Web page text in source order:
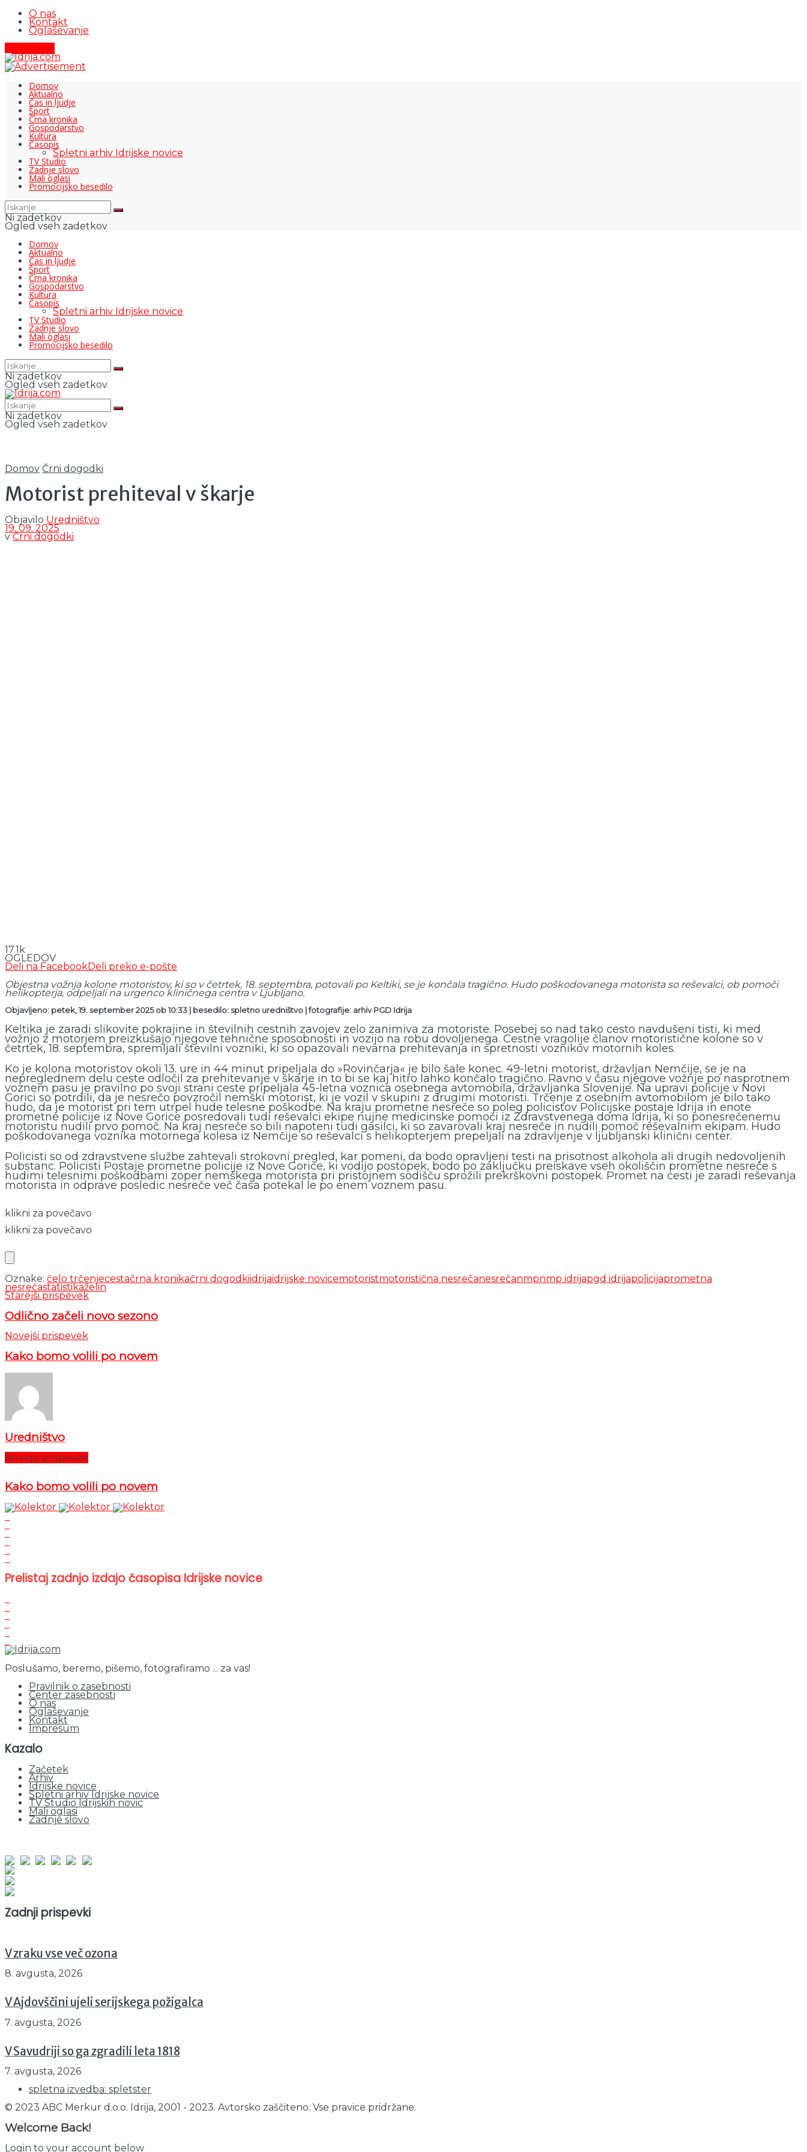
O nas
Kontakt
Oglaševanje
Domov
Aktualno
Čas in ljudje
Šport
Črna kronika
Gospodarstvo
Kultura
Časopis
Spletni arhiv Idrijske novice
TV Studio
Zadnje slovo
Mali oglasi
Promocijsko besedilo
Ni zadetkov
Ogled vseh zadetkov
Domov
Aktualno
Čas in ljudje
Šport
Črna kronika
Gospodarstvo
Kultura
Časopis
Spletni arhiv Idrijske novice
TV Studio
Zadnje slovo
Mali oglasi
Promocijsko besedilo
Ni zadetkov
Ogled vseh zadetkov
Ni zadetkov
Ogled vseh zadetkov
Domov Črni dogodki
Motorist prehiteval v škarje
Objavilo Uredništvo
19. 09. 2025
v Črni dogodki
17.1k
OGLEDOV
Deli na FacebookDeli preko e-pošte
Objestna vožnja kolone motoristov, ki so v četrtek, 18. septembra, potovali po Keltiki, se je končala tragično. Hudo poškodovanega motorista so reševalci, ob pomoči
helikopterja, odpeljali na urgenco kliničnega centra v Ljubljano.
Objavljeno: petek, 19. september 2025 ob 10:33 | besedilo: spletno uredništvo |fotografije: arhiv PGD Idrija
Keltika je zaradi slikovite pokrajine in številnih cestnih zavojev zelo zanimiva za motoriste. Posebej so nad tako cesto navdušeni tisti, ki med
vožnjo z motorjem preizkušajo njegove tehnične sposobnosti in vozijo na robu dovoljenega. Cestne vragolije članov motoristične kolone so v
četrtek, 18. septembra, spremljali številni vozniki, ki so opazovali nevarna prehitevanja in spretnosti voznikov motornih koles.
Ko je kolona motoristov okoli 13. ure in 44 minut pripeljala do »Rovinčarja« je bilo šale konec. 49-letni motorist, državljan Nemčije, se je na
nepreglednem delu ceste odločil za prehitevanje v škarje in to bi se kaj hitro lahko končalo tragično. Ravno v času njegove vožnje po nasprotnem
voznem pasu je pravilno po svoji strani ceste pripeljala 45-letna voznica osebnega avtomobila, državljanka Slovenije. Na upravi policije v Novi
Gorici so potrdili, da je nesrečo povzročil nemški motorist, ki je vozil v skupini z drugimi motoristi. Trčenje z osebnim avtomobilom je bilo tako
hudo, da je motorist pri tem utrpel hude telesne poškodbe. Na kraju prometne nesreče so poleg policistov Policijske postaje Idrija in enote
prometne policije iz Nove Gorice posredovali tudi reševalci ekipe nujne medicinske pomoči iz Zdravstvenega doma Idrija, ki so ponesrečenemu
motoristu nudili prvo pomoč. Na kraj nesreče so bili napoteni tudi gasilci, ki so zavarovali kraj nesreče in nudili pomoč reševalnim ekipam. Hudo
poškodovanega voznika motornega kolesa iz Nemčije so reševalci s helikopterjem prepeljali na zdravljenje v ljubljanski klinični center.
Policisti so od zdravstvene službe zahtevali strokovni pregled, kar pomeni, da bodo opravljeni testi na prisotnost alkohola ali drugih nedovoljenih
substanc. Policisti Postaje prometne policije iz Nove Gorice, ki vodijo postopek, bodo po zaključku preiskave vseh okoliščin prometne nesreče s
hudimi telesnimi poškodbami zoper nemškega motorista pri pristojnem sodišču sprožili prekrškovni postopek. Promet na cesti je zaradi reševanja
motorista in odprave posledic nesreče več časa potekal le po enem voznem pasu.
klikni za povečavo
klikni za povečavo
Oznake: čelo trčenjecestačrna kronikačrni dogodkiidrijaidrijske novicemotoristmotoristična nesrečanesrečanmpnmp idrijapgd idrijapolicijaprometna
nesrečastatistikaželin
Starejši prispevek
Odlično začeli novo sezono
Novejši prispevek
Kako bomo volili po novem
Uredništvo
Novejši prispevek
Kako bomo volili po novem
Prelistaj zadnjo izdajo časopisa Idrijske novice
Poslušamo, beremo, pišemo, fotografiramo ... za vas!
Pravilnik o zasebnosti
Center zasebnosti
O nas
Oglaševanje
Kontakt
Impresum
Kazalo
Začetek
Arhiv
Idrijske novice
Spletni arhiv Idrijske novice
TV Studio Idrijskih novic
Mali oglasi
Zadnje slovo
Zadnji prispevki
V zraku vse več ozona
8. avgusta, 2026
V Ajdovščini ujeli serijskega požigalca
7. avgusta, 2026
V Savudriji so ga zgradili leta 1818
7. avgusta, 2026
spletna izvedba: spletster
© 2023 ABC Merkur d.o.o. Idrija, 2001 - 2023. Avtorsko zaščiteno. Vse pravice pridržane.
Welcome Back!
Login to your account below